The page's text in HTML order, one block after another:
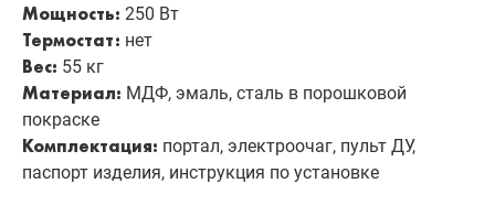
Мощность: 250 Вт
Термостат: нет
Вес: 55 кг
Материал: МДФ, эмаль, сталь в порошковой
покраске
Комплектация: портал, электроочаг, пульт ДУ,
паспорт изделия, инструкция по установке